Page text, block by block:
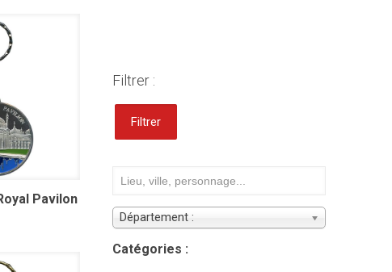
Pavilon
Filtrer :
Filtrer
Département :
Catégories :